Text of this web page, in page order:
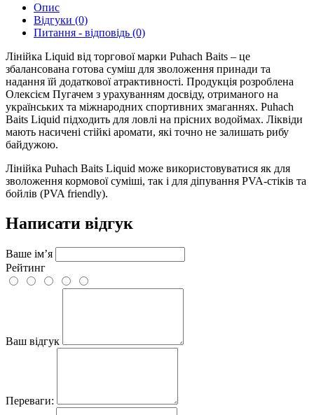
Опис
Відгуки (0)
Питання - відповідь (0)
Лінійка Liquid від торгової марки Puhach Baits – це
збалансована готова суміш для зволоження принади та
надання їй додаткової атрактивності. Продукція розроблена
Олексієм Пугачем з урахуванням досвіду, отриманого на
українських та міжнародних спортивних змаганнях. Puhach
Baits Liquid підходить для ловлі на прісних водоймах. Ліквіди
мають насичені стійкі аромати, які точно не залишать рибу
байдужою.
Лінійка Puhach Baits Liquid може використовуватися як для
зволоження кормової суміші, так і для діпування PVA-стіків та
бойлів (PVA friendly).
Написати відгук
Ваше ім’я
Рейтинг
Ваш відгук
Переваги: